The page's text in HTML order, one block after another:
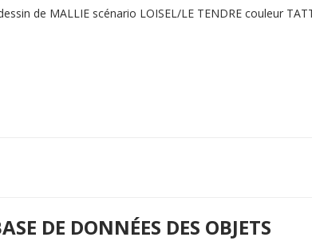
de MALLIE scénario LOISEL/LE TENDRE couleur
DE DONNÉES DES OBJETS